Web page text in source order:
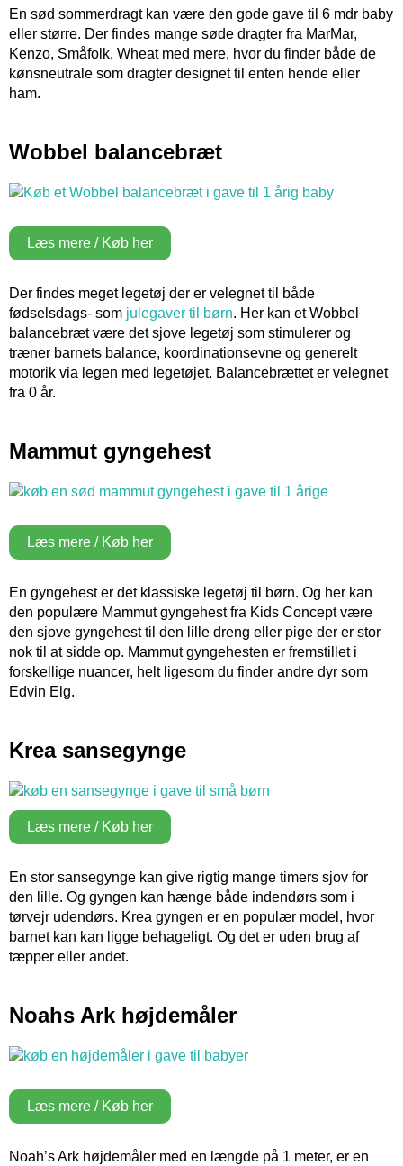
En sød sommerdragt kan være den gode gave til 6 mdr baby
eller større. Der findes mange søde dragter fra MarMar,
Kenzo, Småfolk, Wheat med mere, hvor du finder både de
kønsneutrale som dragter designet til enten hende eller
ham.
Wobbel balancebræt
Læs mere / Køb her
Der findes meget legetøj der er velegnet til både
fødselsdags- som julegaver til børn. Her kan et Wobbel
balancebræt være det sjove legetøj som stimulerer og
træner barnets balance, koordinationsevne og generelt
motorik via legen med legetøjet. Balancebrættet er velegnet
fra 0 år.
Mammut gyngehest
Læs mere / Køb her
En gyngehest er det klassiske legetøj til børn. Og her kan
den populære Mammut gyngehest fra Kids Concept være
den sjove gyngehest til den lille dreng eller pige der er stor
nok til at sidde op. Mammut gyngehesten er fremstillet i
forskellige nuancer, helt ligesom du finder andre dyr som
Edvin Elg.
Krea sansegynge
Læs mere / Køb her
En stor sansegynge kan give rigtig mange timers sjov for
den lille. Og gyngen kan hænge både indendørs som i
tørvejr udendørs. Krea gyngen er en populær model, hvor
barnet kan kan ligge behageligt. Og det er uden brug af
tæpper eller andet.
Noahs Ark højdemåler
Læs mere / Køb her
Noah’s Ark højdemåler med en længde på 1 meter, er en